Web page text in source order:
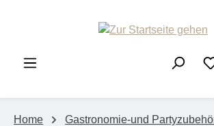
Home Gastronomie-und